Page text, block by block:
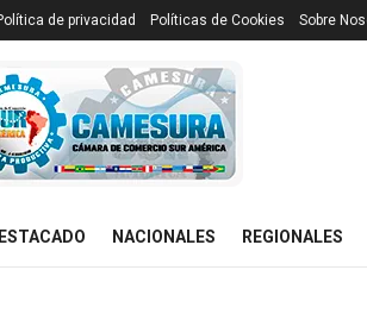
de privacidad Políticas de Cookies Sobre
NACIONALES REGIONALES